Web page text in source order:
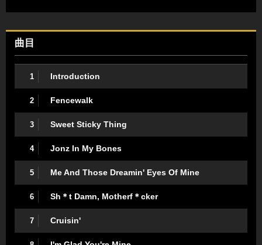
曲目
1 Introduction
2 Fencewalk
3 Sweet Sticky Thing
4 Jonz In My Bones
5 Me And Those Dreamin' Eyes Of Mine
6 Sh＊t Damn, Motherf＊cker
7 Cruisin'